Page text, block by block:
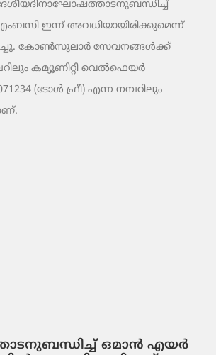
ഇന്ന് അവധിയായിരിക്കുമെന്ന്
കോൺസുലാർ സേവനങ്ങൾക്ക്
കമ്യൂണിറ്റി വെൽഫെയർ
(ടോൾ ഫ്രീ) എന്ന നമ്പറിലും
ഒമാൻ എയർ